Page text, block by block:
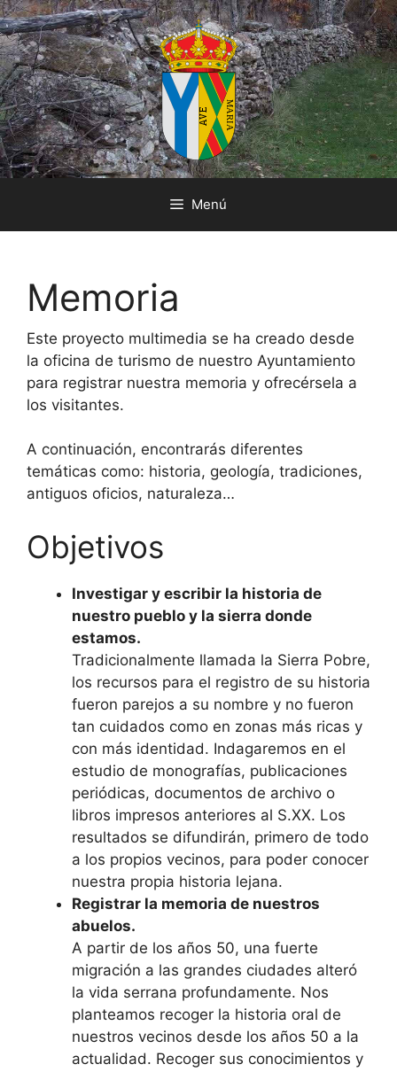
Saltar
al
contenido
Menú
Memoria
Este proyecto multimedia se ha creado desde
la oficina de turismo de nuestro Ayuntamiento
para registrar nuestra memoria y ofrecérsela a
los visitantes.
A continuación, encontrarás diferentes
temáticas como: historia, geología, tradiciones,
antiguos oficios, naturaleza…
Objetivos
Investigar y escribir la historia de
nuestro pueblo y la sierra donde
estamos.
Tradicionalmente llamada la Sierra Pobre,
los recursos para el registro de su historia
fueron parejos a su nombre y no fueron
tan cuidados como en zonas más ricas y
con más identidad. Indagaremos en el
estudio de monografías, publicaciones
periódicas, documentos de archivo o
libros impresos anteriores al S.XX. Los
resultados se difundirán, primero de todo
a los propios vecinos, para poder conocer
nuestra propia historia lejana.
Registrar la memoria de nuestros
abuelos.
A partir de los años 50, una fuerte
migración a las grandes ciudades alteró
la vida serrana profundamente. Nos
planteamos recoger la historia oral de
nuestros vecinos desde los años 50 a la
actualidad. Recoger sus conocimientos y